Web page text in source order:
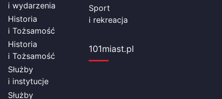
i wydarzenia
Historia
i Tożsamość
Historia
i Tożsamość
Służby
i instytucje
Służby
Sport
i rekreacja
101miast.pl